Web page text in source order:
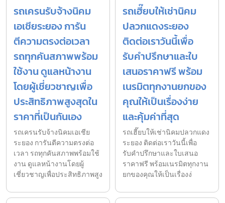
รถเครนรับจ้างนิคม
เอเชียระยอง การัน
ตีความตรงต่อเวลา
รถทุกคันสภาพพร้อม
ใช้งาน ดูแลหน้างาน
โดยผู้เชี่ยวชาญเพื่อ
ประสิทธิภาพสูงสุดใน
ราคาที่เป็นกันเอง
รถเครนรับจ้างนิคมเอเชีย
ระยอง การันตีความตรงต่อ
เวลา รถทุกคันสภาพพร้อมใช้
งาน ดูแลหน้างานโดยผู้
เชี่ยวชาญเพื่อประสิทธิภาพสูง
รถเฮี๊ยบให้เช่านิคม
ปลวกแดงระยอง
ติดต่อเราวันนี้เพื่อ
รับคำปรึกษาและใบ
เสนอราคาฟรี พร้อม
เนรมิตทุกงานยกของ
คุณให้เป็นเรื่องง่าย
และคุ้มค่าที่สุด
รถเฮี๊ยบให้เช่านิคมปลวกแดง
ระยอง ติดต่อเราวันนี้เพื่อ
รับคำปรึกษาและใบเสนอ
ราคาฟรี พร้อมเนรมิตทุกงาน
ยกของคุณให้เป็นเรื่องง่